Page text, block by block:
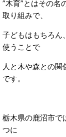
”木育”とはその名
取り組みで、
子どもはもちろん
使うことで
人と木や森との関
です。
栃木県の鹿沼市で
つに